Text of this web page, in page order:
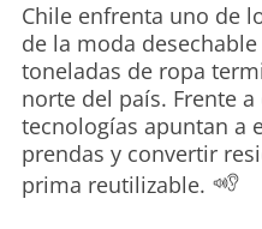
Actualidad
Entretención
Economía
Chile enfrenta uno de
de la moda
toneladas de ropa
norte del país. Frente
tecnologías apuntan a
prendas y convertir
prima reutilizable.